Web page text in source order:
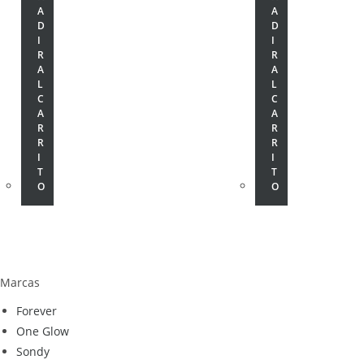
A
D
I
R
A
L
C
A
R
R
I
T
O
A
D
I
R
A
L
C
A
R
R
I
T
O
Marcas
Forever
One Glow
Sondy